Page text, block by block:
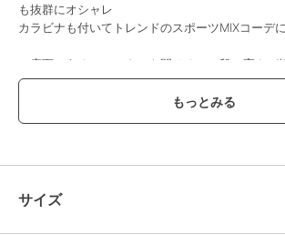
も抜群にオシャレ
カラビナも付いてトレンドのスポーツMIXコーデ
・底面にあるファスナーを開けると二段に高さ
に変化
・今回シューズポケットの新機能追加
・化粧水、水着などの濡れモノ収納ビニールポケ
て肩掛けや斜め掛けとしても持てます。
マザーズバッグ、スポーツジム、フェス、キャン
サイズ